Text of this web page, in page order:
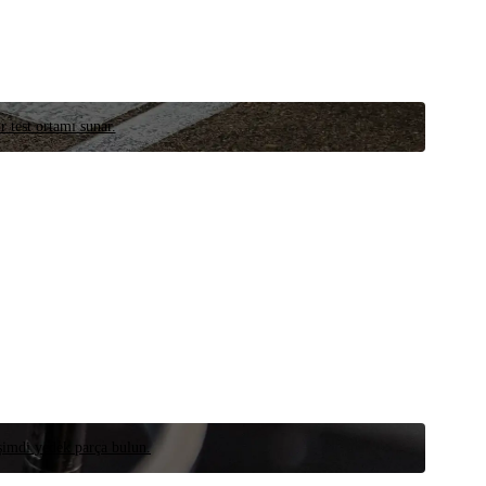
test ortamı sunar.
yedek parça bulun.